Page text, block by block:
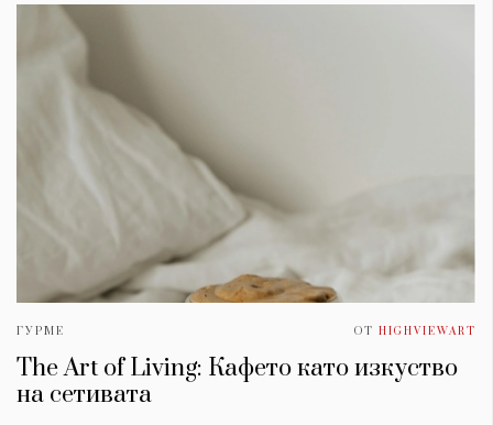
ГУРМЕ ОТ HIGHVIEWART
The Art of Living: Кафето като изкуство
на сетивата